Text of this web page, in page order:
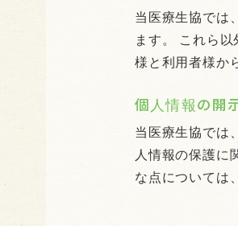
当医療生協では
ます。 これら
様と利用者様か
個人情報の開
当医療生協では
人情報の保護に
な点については